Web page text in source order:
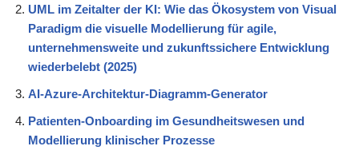
UML im Zeitalter der KI: Wie das Ökosystem von Visual
Paradigm die visuelle Modellierung für agile,
unternehmensweite und zukunftssichere Entwicklung
wiederbelebt (2025)
AI-Azure-Architektur-Diagramm-Generator
Patienten-Onboarding im Gesundheitswesen und
Modellierung klinischer Prozesse